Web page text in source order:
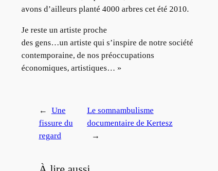
avons d’ailleurs planté 4000 arbres cet été 2010.
Je reste un artiste proche
des gens…un artiste qui s’inspire de notre société
contemporaine, de nos préoccupations
économiques, artistiques… »
←
Une
fissure du
regard
Le somnambulisme
documentaire de Kertesz
→